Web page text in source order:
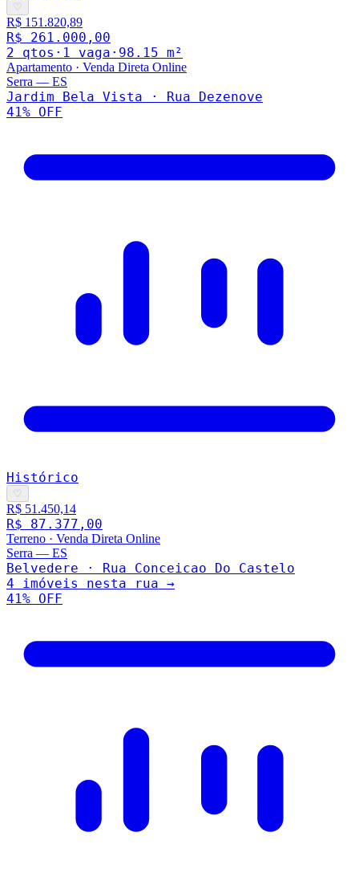
♡
R$ 151.820,89
R$ 261.000,00
2 qtos · 1 vaga · 98.15 m²
Apartamento · Venda Direta Online
Serra — ES
Jardim Bela Vista · Rua Dezenove
41% OFF
Histórico
♡
R$ 51.450,14
R$ 87.377,00
Terreno · Venda Direta Online
Serra — ES
Belvedere · Rua Conceicao Do Castelo
4 imóveis nesta rua →
41% OFF